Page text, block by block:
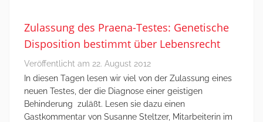
Zulassung des Praena-Testes: Genetische
Disposition bestimmt über Lebensrecht
Veröffentlicht am 22. August 2012
In diesen Tagen lesen wir viel von der Zulassung eines
neuen Testes, der die Diagnose einer geistigen
Behinderung zuläßt. Lesen sie dazu einen
Gastkommentar von Susanne Steltzer, Mitarbeiterin im